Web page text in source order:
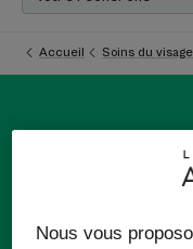
Accueil Soins du visage
Soins
Nous vous